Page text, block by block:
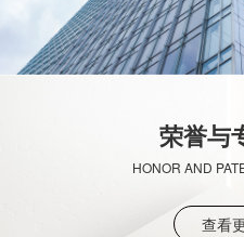
荣誉与
HONOR AND
查看